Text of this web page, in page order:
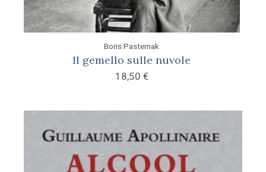
Boris Pasternak
Il gemello sulle nuvole
18,50 €